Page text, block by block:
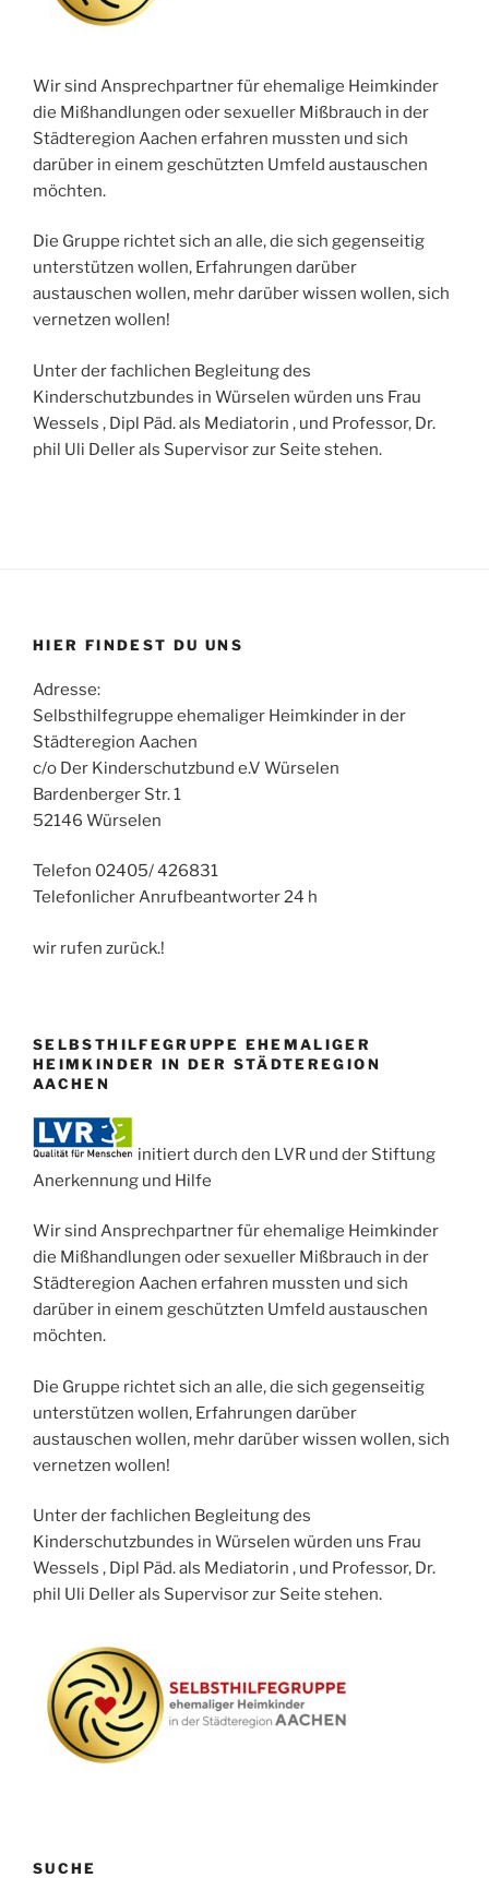
Wir sind Ansprechpartner für ehemalige Heimkinder
die Mißhandlungen oder sexueller Mißbrauch in der
Städteregion Aachen erfahren mussten und sich
darüber in einem geschützten Umfeld austauschen
möchten.
Die Gruppe richtet sich an alle, die sich gegenseitig
unterstützen wollen, Erfahrungen darüber
austauschen wollen, mehr darüber wissen wollen, sich
vernetzen wollen!
Unter der fachlichen Begleitung des
Kinderschutzbundes in Würselen würden uns Frau
Wessels , Dipl Päd. als Mediatorin , und Professor, Dr.
phil Uli Deller als Supervisor zur Seite stehen.
HIER FINDEST DU UNS
Adresse:
Selbsthilfegruppe ehemaliger Heimkinder in der
Städteregion Aachen
c/o Der Kinderschutzbund e.V Würselen
Bardenberger Str. 1
52146 Würselen
Telefon 02405/ 426831
Telefonlicher Anrufbeantworter 24 h
wir rufen zurück.!
SELBSTHILFEGRUPPE EHEMALIGER
HEIMKINDER IN DER STÄDTEREGION
AACHEN
initiert durch den LVR und der Stiftung
Anerkennung und Hilfe
Wir sind Ansprechpartner für ehemalige Heimkinder
die Mißhandlungen oder sexueller Mißbrauch in der
Städteregion Aachen erfahren mussten und sich
darüber in einem geschützten Umfeld austauschen
möchten.
Die Gruppe richtet sich an alle, die sich gegenseitig
unterstützen wollen, Erfahrungen darüber
austauschen wollen, mehr darüber wissen wollen, sich
vernetzen wollen!
Unter der fachlichen Begleitung des
Kinderschutzbundes in Würselen würden uns Frau
Wessels , Dipl Päd. als Mediatorin , und Professor, Dr.
phil Uli Deller als Supervisor zur Seite stehen.
SUCHE